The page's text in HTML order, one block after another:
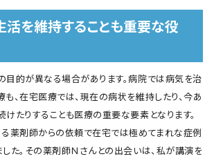
活を維持することも重要な役
目的が異なる場合があります。病院では病気を治
、在宅医療では、現在の病状を維持したり、今あ
たりすることも医療の重要な要素となります。
る薬剤師からの依頼で在宅では極めてまれな症例
た。その薬剤師Ｎさんとの出会いは、私が講演を